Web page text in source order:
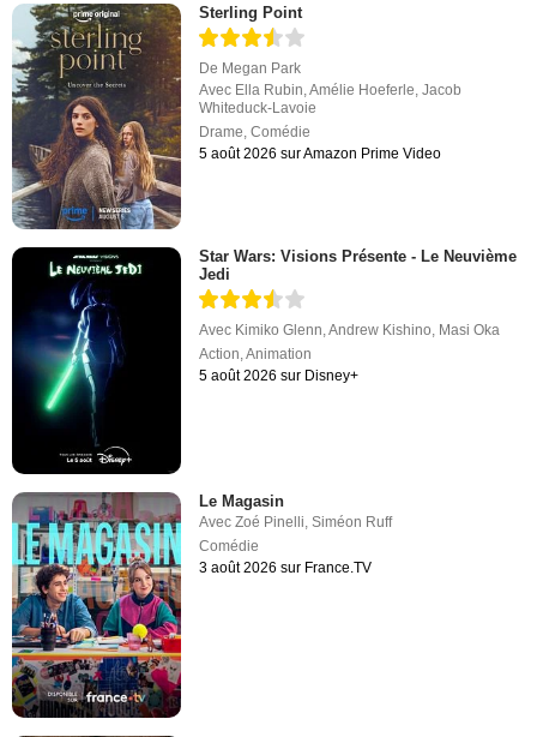
Sterling Point
De Megan Park
Avec Ella Rubin,Amélie Hoeferle,Jacob
Whiteduck-Lavoie
Drame,Comédie
5 août 2026 sur Amazon Prime Video
Star Wars: Visions Présente - Le Neuvième
Jedi
Avec Kimiko Glenn,Andrew Kishino, Masi Oka
Action,Animation
5 août 2026 sur Disney+
Le Magasin
AvecZoé Pinelli ,Siméon Ruff
Comédie
3 août 2026 sur France.TV